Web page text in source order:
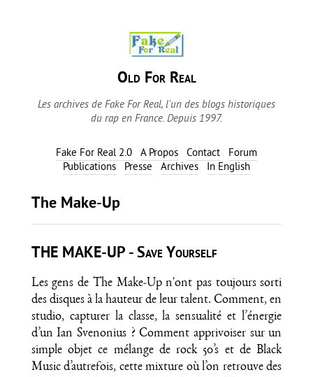
Old For Real
Les archives de Fake For Real, l'un des blogs historiques
du rap en France. Depuis 1997.
Fake For Real 2.0 A Propos Contact
Forum
Publications
Presse Archives In English
The Make-Up
THE MAKE-UP - Save Yourself
Les gens de The Make-Up n'ont pas toujours sorti
des disques à la hauteur de leur talent. Comment, en
studio, capturer la classe, la sensualité et l’énergie
d’un Ian Svenonius ? Comment apprivoiser sur un
simple objet ce mélange de rock 50’s et de Black
Music d’autrefois, cette mixture où l’on retrouve des